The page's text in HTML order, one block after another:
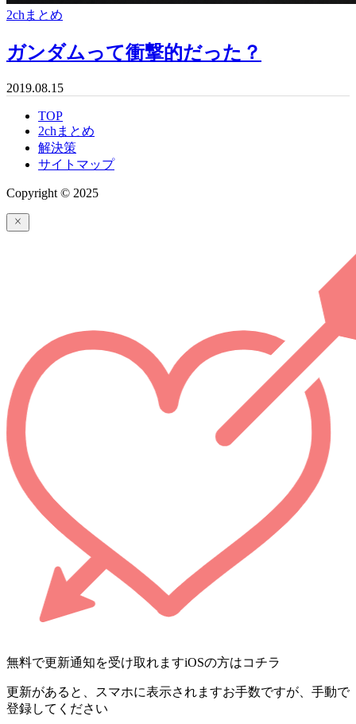
2chまとめ
ガンダムって衝撃的だった？
2019.08.15
TOP
2chまとめ
解決策
サイトマップ
Copyright © 2025
無料で更新通知を受け取れますiOSの方はコチラ
更新があると、スマホに表示されますお手数ですが、手動で
登録してください